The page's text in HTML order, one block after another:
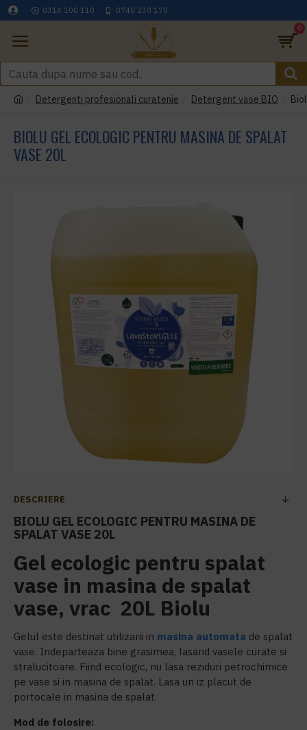
0314 100 110 0740 230 170
0
Detergenti profesionali curatenie Detergent vase BIO
BIOLU GEL ECOLOGIC PENTRU MASINA DE SPALAT
VASE 20L
DESCRIERE
BIOLU GEL ECOLOGIC PENTRU MASINA DE
SPALAT VASE 20L
Gel ecologic pentru spalat
vase in masina de spalat
vase, vrac 20L Biolu
Gelul este destinat utilizarii in masina automata de spalat
vase. Indeparteaza bine grasimea, lasand vasele curate si
stralucitoare. Fiind ecologic, nu lasa reziduri petrochimice
pe vase si in masina de spalat. Lasa un iz placut de
portocale in masina de spalat.
Mod de folosire: